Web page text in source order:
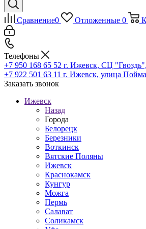
Сравнение0 Отложенные 0
Телефоны
+7 950 168 65 52 г. Ижевск, СЦ
+7 922 501 63 11 г. Ижевск, улица
Заказать звонок
Ижевск
Назад
Города
Белорецк
Березники
Воткинск
Вятские Поляны
Ижевск
Краснокамск
Кунгур
Можга
Пермь
Салават
Соликамск